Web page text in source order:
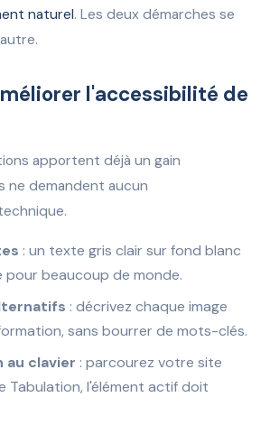
naturel. Les deux démarches se
l'accessibilité de
apportent déjà un gain
ne demandent aucun
: un texte gris clair sur fond blanc
pour beaucoup de monde.
: décrivez chaque image
sans bourrer de mots-clés.
au clavier : parcourez votre site
Tabulation, l'élément actif doit